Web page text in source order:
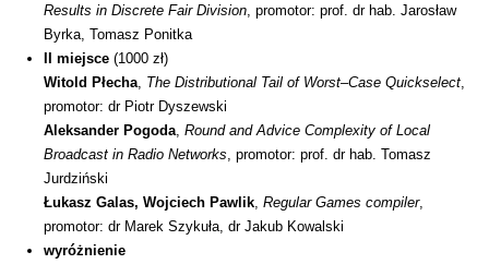
Results in Discrete Fair Division , promotor: prof. dr hab. Jarosław
Byrka, Tomasz Ponitka
II miejsce (1000 zł)
Witold Płecha The Distributional Tail of Worst–Case Quickselect
promotor: dr Piotr Dyszewski
Aleksander Pogoda Round and Advice Complexity of Local
Broadcast in Radio Networks , promotor: prof. dr hab. Tomasz
Jurdziński
Łukasz Galas, Wojciech Pawlik Regular Games compiler,
promotor: dr Marek Szykuła, dr Jakub Kowalski
wyróżnienie